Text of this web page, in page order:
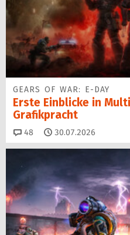
GEARS OF WAR: E-DAY
Erste Einblicke in
Grafikpracht
48 Kommentare
30.07.2026